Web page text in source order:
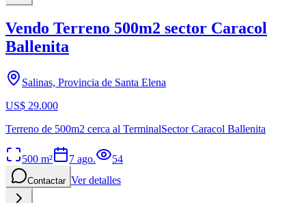
Vendo Terreno 500m2 sector Caracol
Ballenita
Salinas, Provincia de Santa Elena
US$ 29.000
Terreno de 500m2 cerca al TerminalSector Caracol Ballenita
500 m² 7 ago. 54
Contactar Ver detalles